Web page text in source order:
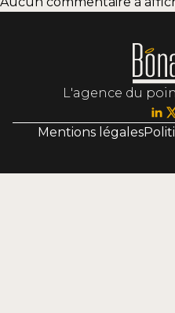
L'agence du
Mentions légales